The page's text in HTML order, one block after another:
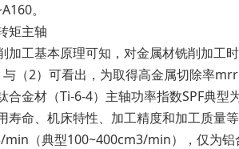
。
主轴
工基本原理可知，对金属材铣削加工
2）可看出，为取得高金属切除率mrr
合金材（Ti-6-4）主轴功率指数SPF典
寿命、机床特性、加工精度和加工质量
（典型100~400cm3/min），仅为铝